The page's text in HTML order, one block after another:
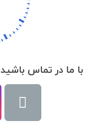
با ما در تماس باشید